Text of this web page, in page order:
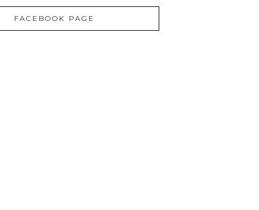
FACEBOOK PAGE